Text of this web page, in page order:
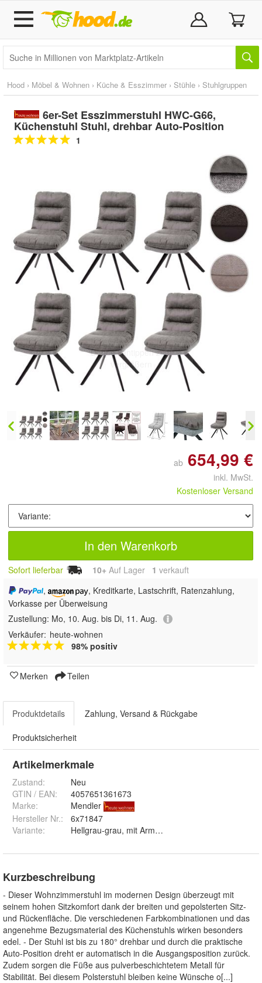
Hood › Möbel & Wohnen › Küche & Esszimmer › Stühle › Stuhlgruppen
6er-Set Esszimmerstuhl HWC-G66,
Küchenstuhl Stuhl, drehbar Auto-Position
1
Doppelt antippen zum
vergrößern
ab 654,99 €
inkl. MwSt.
Kostenloser Versand
In den Warenkorb
Sofort lieferbar 10+ Auf Lager 1 verkauft
,
, Kreditkarte, Lastschrift, Ratenzahlung,
Vorkasse per Überweisung
Zustellung: Mo, 10. Aug. bis Di, 11. Aug.
Verkäufer: heute-wohnen
98% positiv
Merken Teilen
Produktdetails Zahlung, Versand & Rückgabe
Produktsicherheit
Artikelmerkmale
Zustand:
Neu
GTIN / EAN:
4057651361673
Marke:
Mendler
Hersteller Nr.:
6x71847
Variante:
Kurzbeschreibung
- Dieser Wohnzimmerstuhl im modernen Design überzeugt mit
seinem hohen Sitzkomfort dank der breiten und gepolsterten Sitz-
und Rückenfläche. Die verschiedenen Farbkombinationen und das
angenehme Bezugsmaterial des Küchenstuhls wirken besonders
edel. - Der Stuhl ist bis zu 180° drehbar und durch die praktische
Auto-Position dreht er automatisch in die Ausgangsposition zurück.
Zudem sorgen die Füße aus pulverbeschichtetem Metall für
Stabilität. Bei diesem Polsterstuhl bleiben keine Wünsche o[...]